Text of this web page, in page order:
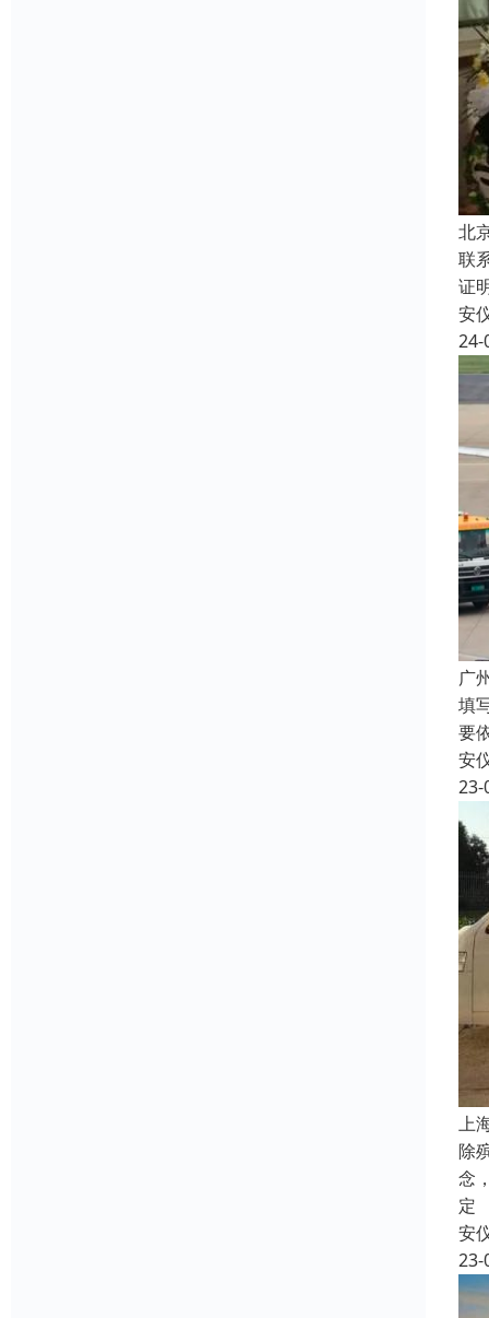
北
联
证
安
24-
广
填
要
安
23-
上
除
念
定
安
23-